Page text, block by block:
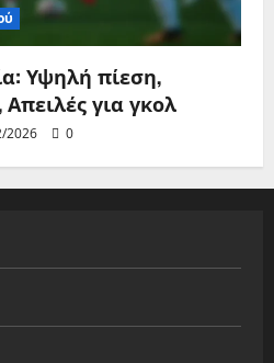
Υψηλή πίεση,
για γκολ
2026 0